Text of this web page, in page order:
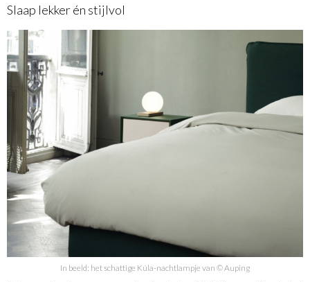
Slaap lekker én stijlvol
In beeld: het schattige Kúla-nachtlampje van © Auping